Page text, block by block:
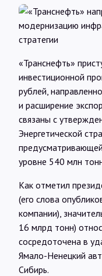
«Транснефть»
инвестиционной
рублей,
и расширение
связаны с
Энергетической
уровне 540 млн
Как отметил
(его слова
компании),
16 млрд тонн)
сосредоточена в
Ямало-Ненецкий
Сибирь.